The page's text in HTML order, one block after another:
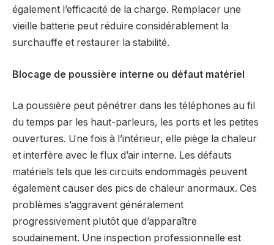
également l’efficacité de la charge. Remplacer une
vieille batterie peut réduire considérablement la
surchauffe et restaurer la stabilité.
Blocage de poussière interne ou défaut matériel
La poussière peut pénétrer dans les téléphones au fil
du temps par les haut-parleurs, les ports et les petites
ouvertures. Une fois à l’intérieur, elle piège la chaleur
et interfère avec le flux d’air interne. Les défauts
matériels tels que les circuits endommagés peuvent
également causer des pics de chaleur anormaux. Ces
problèmes s’aggravent généralement
progressivement plutôt que d’apparaître
soudainement. Une inspection professionnelle est